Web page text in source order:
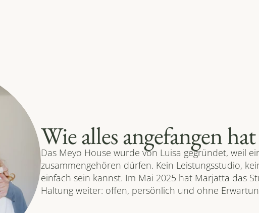
Wie alles angefangen hat
Das Meyo House wurde von Luisa gegründet, weil
zusammengehören dürfen. Kein Leistungsstudio,
einfach sein kannst. Im Mai 2025 hat Marjatta das
Haltung weiter: offen, persönlich und ohne